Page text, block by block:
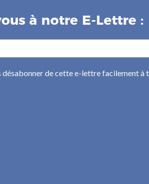
à notre E-Lettre :
de cette e-lettre facilement à